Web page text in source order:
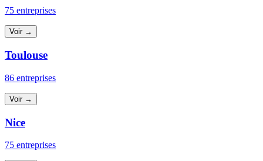
75 entreprises
Voir →
Toulouse
86 entreprises
Voir →
Nice
75 entreprises